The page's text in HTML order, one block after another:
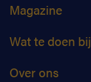
Magazine
Wat te doen bij
Over ons